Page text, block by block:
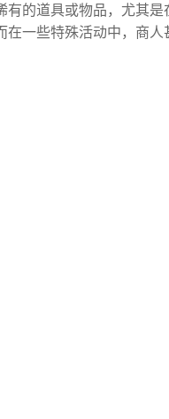
的道具或物品，尤其是
在一些特殊活动中，商人